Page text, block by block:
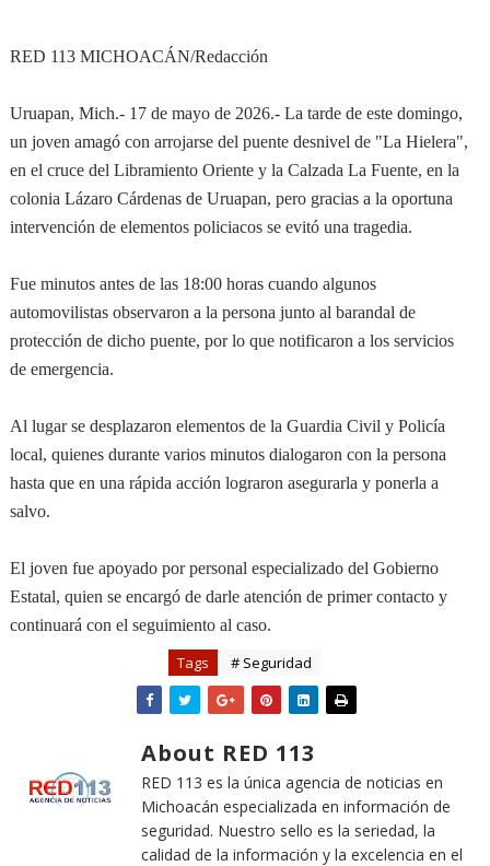
RED 113 MICHOACÁN/Redacción
Uruapan, Mich.- 17 de mayo de 2026.- La tarde de este domingo,
un joven amagó con arrojarse del puente desnivel de "La Hielera",
en el cruce del Libramiento Oriente y la Calzada La Fuente, en la
colonia Lázaro Cárdenas de Uruapan, pero gracias a la oportuna
intervención de elementos policiacos se evitó una tragedia.
Fue minutos antes de las 18:00 horas cuando algunos
automovilistas observaron a la persona junto al barandal de
protección de dicho puente, por lo que notificaron a los servicios
de emergencia.
Al lugar se desplazaron elementos de la Guardia Civil y Policía
local, quienes durante varios minutos dialogaron con la persona
hasta que en una rápida acción lograron asegurarla y ponerla a
salvo.
El joven fue apoyado por personal especializado del Gobierno
Estatal, quien se encargó de darle atención de primer contacto y
continuará con el seguimiento al caso.
Tags # Seguridad
About RED 113
RED 113 es la única agencia de noticias en
Michoacán especializada en información de
seguridad. Nuestro sello es la seriedad, la
calidad de la información y la excelencia en el